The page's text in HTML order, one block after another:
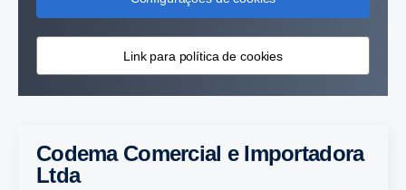
Link para política de cookies
Codema Comercial e Importadora
Ltda